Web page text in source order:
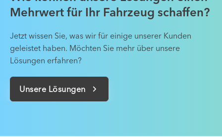
Mehrwert für Ihr Fahrzeug schaffen?
Jetzt wissen Sie, was wir für einige unserer Kunden
geleistet haben. Möchten Sie mehr über unsere
Lösungen erfahren?
Unsere Lösungen